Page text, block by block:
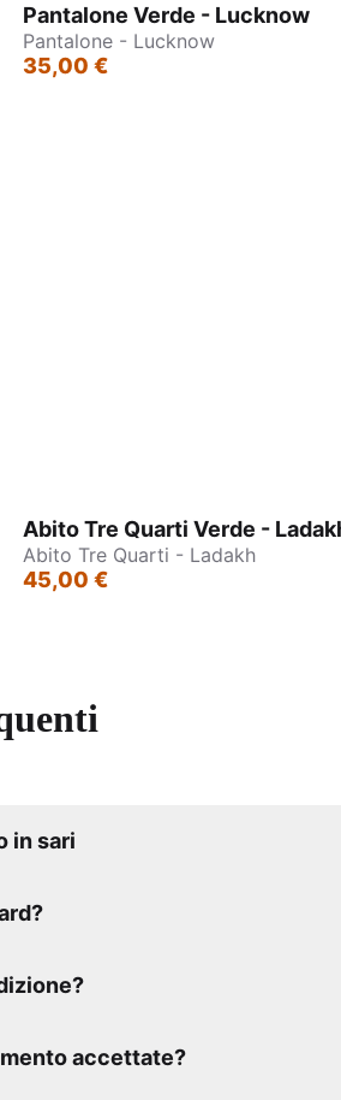
Pantalone Verde - Lucknow
Pantalone - Lucknow
35,00 €
Abito Tre Quarti Verde -
Abito Tre Quarti - Ladakh
45,00 €
in sari
accettate?